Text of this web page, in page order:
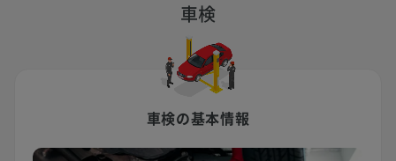
車検
車検の基本情報